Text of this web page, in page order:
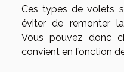
Ces types de volets
éviter de remonter la
Vous pouvez donc
convient en fonction